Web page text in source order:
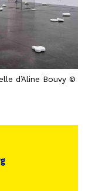
d’Aline Bouvy ©